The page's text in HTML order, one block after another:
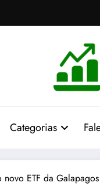
Categorias
novo ETF da